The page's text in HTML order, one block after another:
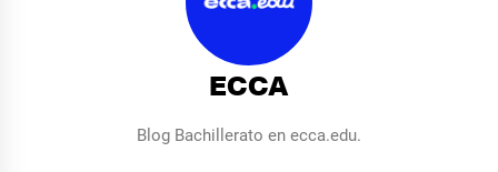
ECCA
Blog Bachillerato en ecca.edu.